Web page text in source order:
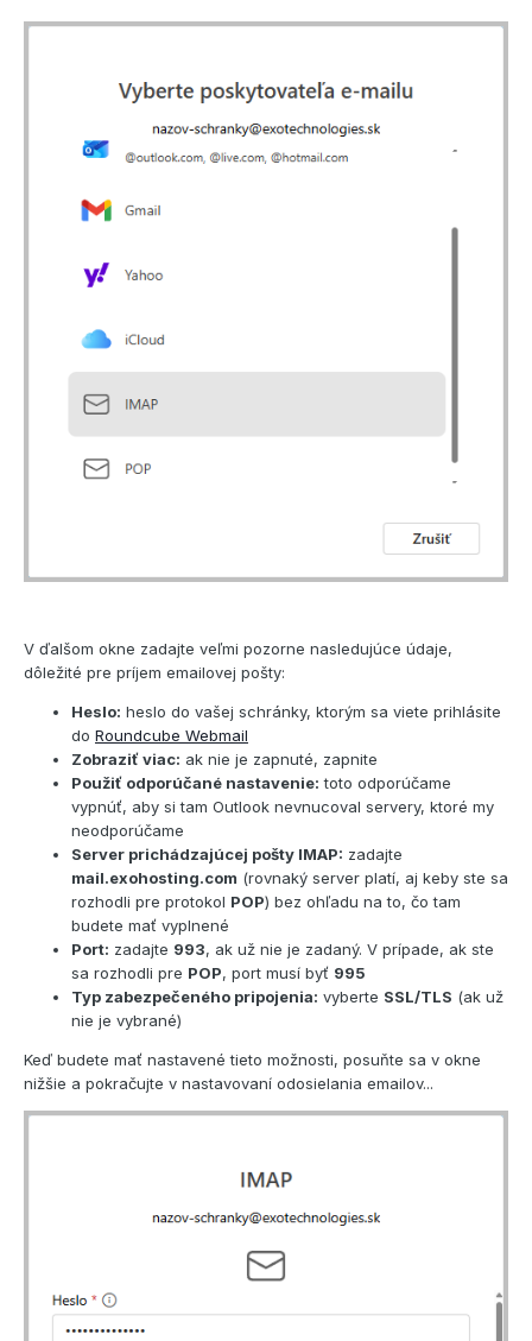
V ďalšom okne zadajte veľmi pozorne nasledujúce údaje,
dôležité pre príjem emailovej pošty:
Heslo: heslo do vašej schránky, ktorým sa viete prihlásite
do Roundcube Webmail
Zobraziť viac: ak nie je zapnuté, zapnite
Použiť odporúčané nastavenie: toto odporúčame
vypnúť, aby si tam Outlook nevnucoval servery, ktoré my
neodporúčame
Server prichádzajúcej pošty IMAP: zadajte
mail.exohosting.com (rovnaký server platí, aj keby ste sa
rozhodli pre protokol POP) bez ohľadu na to, čo tam
budete mať vyplnené
Port: zadajte 993, ak už nie je zadaný. V prípade, ak ste
sa rozhodli pre POP, port musí byť 995
Typ zabezpečeného pripojenia: vyberte SSL/TLS (ak už
nie je vybrané)
Keď budete mať nastavené tieto možnosti, posuňte sa v okne
nižšie a pokračujte v nastavovaní odosielania emailov...